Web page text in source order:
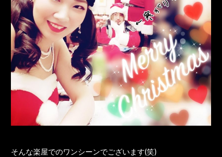
そんな楽屋でのワンシーンでございます(笑)